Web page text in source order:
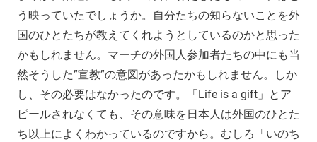
う映っていたでしょうか。自分たちの知らないことを外
国のひとたちが教えてくれようとしているのかと思った
かもしれません。マーチの外国人参加者たちの中にも当
然そうした”宣教”の意図があったかもしれません。しか
し、その必要はなかったのです。「Life is a gift」とア
ピールされなくても、その意味を日本人は外国のひとた
ち以上によくわかっているのですから。むしろ「いのち